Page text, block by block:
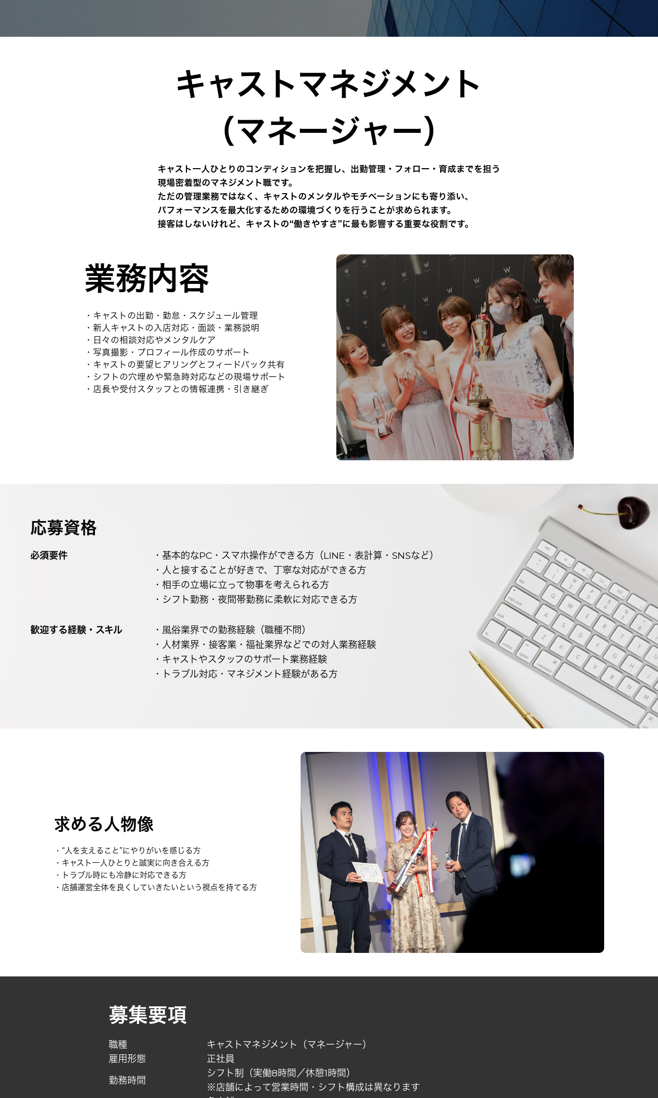
キャストマネジメント
（マネージャー）
キャスト一人ひとりのコンディションを把握し、出勤管理・フォロー・育成までを担う
現場密着型のマネジメント職です。
ただの管理業務ではなく、キャストのメンタルやモチベーションにも寄り添い、
パフォーマンスを最大化するための環境づくりを行うことが求められます。
接客はしないけれど、キャストの“働きやすさ”に最も影響する重要な役割です。
業務内容
・キャストの出勤・勤怠・スケジュール管理
・新人キャストの入店対応・面談・業務説明
・日々の相談対応やメンタルケア
・写真撮影・プロフィール作成のサポート
・キャストの要望ヒアリングとフィードバック共有
・シフトの穴埋めや緊急時対応などの現場サポート
・店長や受付スタッフとの情報連携・引き継ぎ
応募資格
必須要件
・基本的なPC・スマホ操作ができる方（LINE・表計算・SNSなど）
・人と接することが好きで、丁寧な対応ができる方
・相手の立場に立って物事を考えられる方
・シフト勤務・夜間帯勤務に柔軟に対応できる方
歓迎する経験・スキル
・風俗業界での勤務経験（職種不問）
・人材業界・接客業・福祉業界などでの対人業務経験
・キャストやスタッフのサポート業務経験
・トラブル対応・マネジメント経験がある方
求める人物像
・“人を支えること”にやりがいを感じる方
・キャスト一人ひとりと誠実に向き合える方
・トラブル時にも冷静に対応できる方
・店舗運営全体を良くしていきたいという視点を持てる方
募集要項
職種
キャストマネジメント（マネージャー）
雇用形態
正社員
勤務時間
シフト制（実働8時間／休憩1時間）
※店舗によって営業時間・シフト構成は異なります